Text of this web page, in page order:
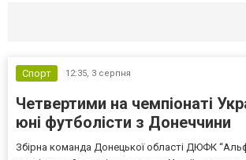
Спорт 12:35, 3 серпня
Четвертими на чемпіонаті
юні футболісти з Донеччини
Збірна команда Донецької області ДЮФК